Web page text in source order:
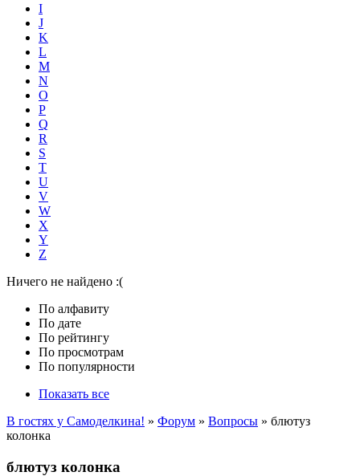
I
J
K
L
M
N
O
P
Q
R
S
T
U
V
W
X
Y
Z
Ничего не найдено :(
По алфавиту
По дате
По рейтингу
По просмотрам
По популярности
Показать все
В гостях у Самоделкина! » Форум » Вопросы » блютуз
колонка
блютуз колонка